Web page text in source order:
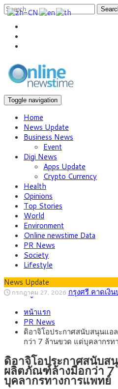
Toggle navigation
Home
News Update
Business News
Event
Digi News
Apps Update
Crypto Currency
Health
Opinions
Top Stories
World
Environment
Online newstime Data
PR News
Society
Lifestyle
News Update
กรกฎาคม 27, 2026 กรุงศรี คาดเงิ
หน้ารถไฟฟ้าสงขลา โมโนเรล
สิงหาคม 4, 2026
รายหัวเพียง 2,618 บาท เสนอทบท
งานจริง
สิงหาคม 3, 2026
33.00-33.60 ติดตามข้อมูลจ้างงา
สิงหาคม 1, 2026 “เอกนิติ” เปิดเค
เดินหน้า 5 ยุทธศาสตร์ รื้อโครงสร้า
ศักยภาพ
กรกฎาคม 27, 2026 ภัยเงียบใกล้ตัว
ติดลายการ์ตูน กรมศุลกากร เตือนผู้
ใหญ่จากเยอรมนี
หน้าแรก
PR News
ดิอาจิโอประกาศสนับสนุนแ
กว่า 7 ล้านขวด แด่บุคลากรท
ดิอาจิโอประกาศสนับส
ผลิตภัณฑ์ล้างมือกว่า 7
บุคลากรทางการแพทย์